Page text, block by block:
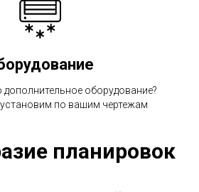
оборудование?
по вашим чертежам
планировок